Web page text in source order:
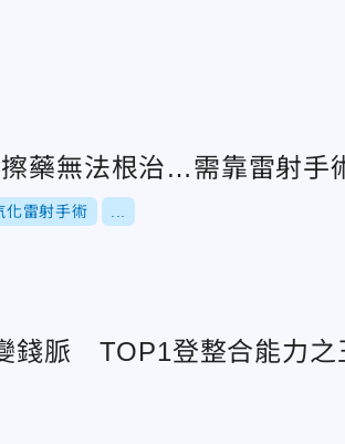
藥無法根治…需靠雷射手
化雷射手術
錢脈 TOP1登整合能力之